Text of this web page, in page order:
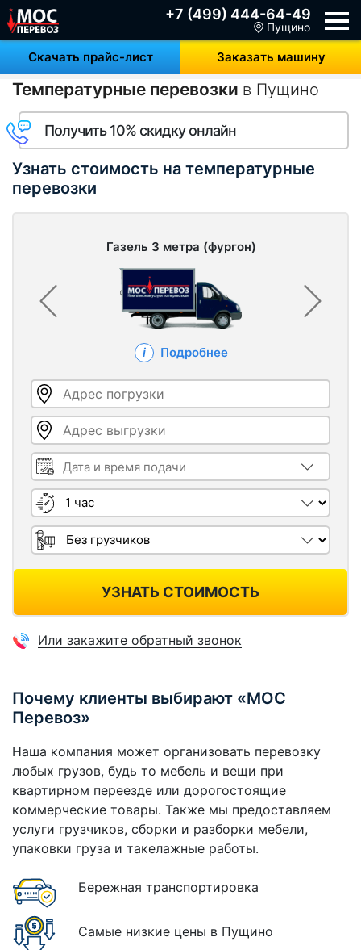
+7 (499) 444-64-49
Скачать прайс-лист Заказать машину
Пущино
Температурные перевозки в Пущино
Получить 10% скидку онлайн
Узнать стоимость на температурные
перевозки
Газель 3 метра (фургон)
Подробнее
Адрес погрузки
Адрес выгрузки
Дата и время подачи
Длительность
Грузчики
УЗНАТЬ СТОИМОСТЬ
Или закажите обратный звонок
Почему клиенты выбирают «МОС
Перевоз»
Наша компания может организовать перевозку
любых грузов, будь то мебель и вещи при
квартирном переезде или дорогостоящие
коммерческие товары. Также мы предоставляем
услуги грузчиков, сборки и разборки мебели,
упаковки груза и такелажные работы.
Бережная транспортировка
Самые низкие цены в Пущино